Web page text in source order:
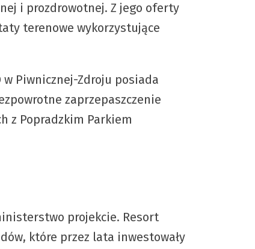
i prozdrowotnej. Z jego oferty
terenowe wykorzystujące
Piwnicznej-Zdroju posiada
zaprzepaszczenie
z Popradzkim Parkiem
projekcie. Resort
które przez lata inwestowały